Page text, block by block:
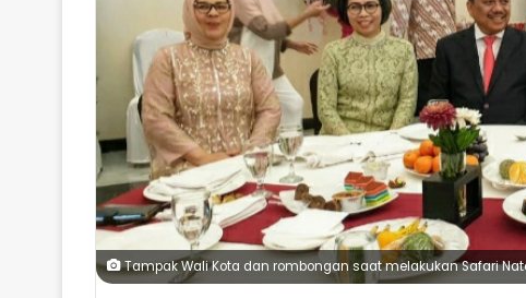
Tampak Wali Kota dan rombongan saat melakukan Safari